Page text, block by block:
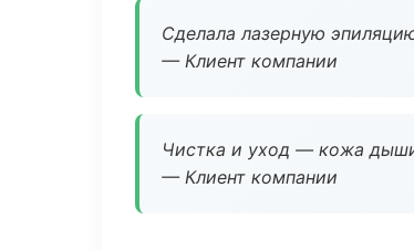
Сделала лазерную
— Клиент компании
Чистка и уход — кожа
— Клиент компании